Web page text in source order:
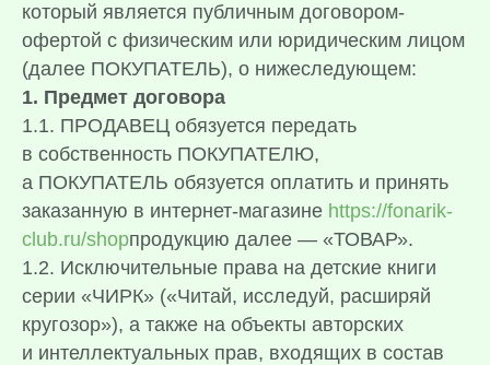
который является публичным договором-
офертой с физическим или юридическим лицом
(далее ПОКУПАТЕЛЬ), о нижеследующем:
1. Предмет договора
1.1. ПРОДАВЕЦ обязуется передать
в собственность ПОКУПАТЕЛЮ,
а ПОКУПАТЕЛЬ обязуется оплатить и принять
заказанную в интернет-магазине https://fonarik-
club.ru/shopпродукцию далее — «ТОВАР».
1.2. Исключительные права на детские книги
серии «ЧИРК» («Читай, исследуй, расширяй
кругозор»), а также на объекты авторских
и интеллектуальных прав, входящих в состав